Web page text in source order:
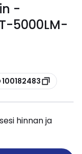
-
5000LM-
hinnan ja